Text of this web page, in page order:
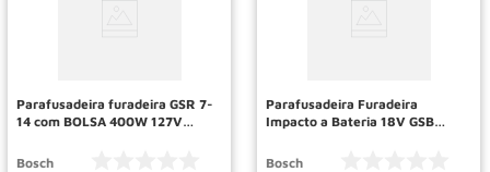
Parafusadeira furadeira GSR 7-
14 com BOLSA 400W 127V
Bosch
Parafusadeira Furadeira
Impacto a Bateria 18V GSB
Bosch